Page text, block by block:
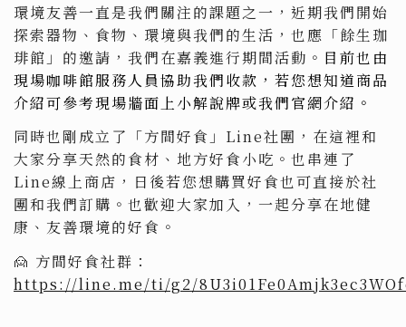
環境友善一直是我們關注的課題之一，近期我們開始
探索器物、食物、環境與我們的生活，也應「餘生珈
琲館」的邀請，我們在嘉義進行期間活動。 目前也由
現場咖啡館服務人員協助我們收款，若您想知道商品
介紹可參考現場牆面上小解說牌或我們官網介紹。
同時也剛成立了「方間好食」Line社團，在這裡和
大家分享天然的食材、地方好食小吃。也串連了
Line線上商店，日後若您想購買好食也可直接於社
團和我們訂購。也歡迎大家加入，一起分享在地健
康、友善環境的好食。
🙍 方間好食社群：
https://line.me/ti/g2/